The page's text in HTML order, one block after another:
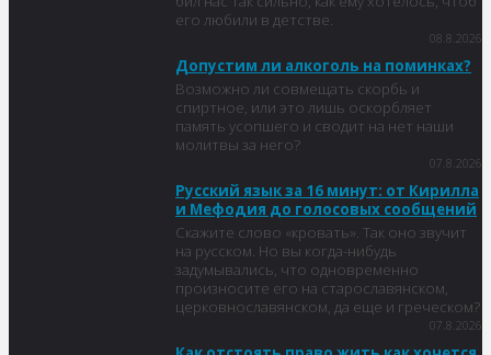
его любили в детстве.
08.8.2026
Допустим ли алкоголь на поминках?
Возможно ли совмещать скорбь и
спиртное, или это лишь оскорбляет
память усопшего и сводит на нет наши
молитвы за него?
07.8.2026
Русский язык за 16 минут: от Кирилла
и Мефодия до голосовых сообщений
Скажите слово «кровать». Так оно звучит
на русском. Но вы когда-нибудь
задумывались, что одновременно
произносите его на старославянском,
церковнославянском, да еще и греческом?
07.8.2026